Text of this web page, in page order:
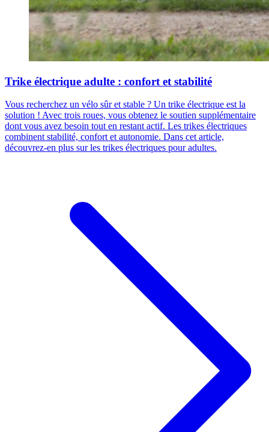
Trike électrique adulte : confort et stabilité
Vous recherchez un vélo sûr et stable ? Un trike électrique est la
solution ! Avec trois roues, vous obtenez le soutien supplémentaire
dont vous avez besoin tout en restant actif. Les trikes électriques
combinent stabilité, confort et autonomie. Dans cet article,
découvrez-en plus sur les trikes électriques pour adultes.